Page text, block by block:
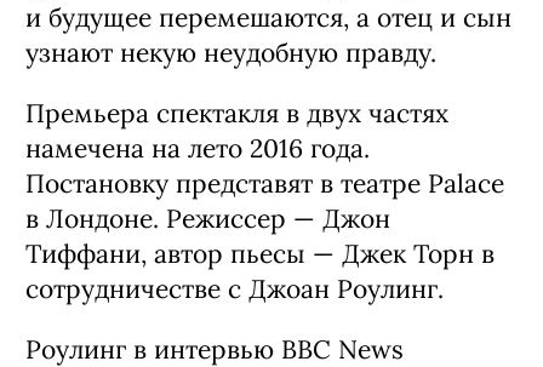
и будущее перемешаются, а отец и сын
узнают некую неудобную правду.
Премьера спектакля в двух частях
намечена на лето 2016 года.
Постановку представят в театре Palace
в Лондоне. Режиссер — Джон
Тиффани, автор пьесы — Джек Торн в
сотрудничестве с Джоан Роулинг.
Роулинг в интервью BBC News